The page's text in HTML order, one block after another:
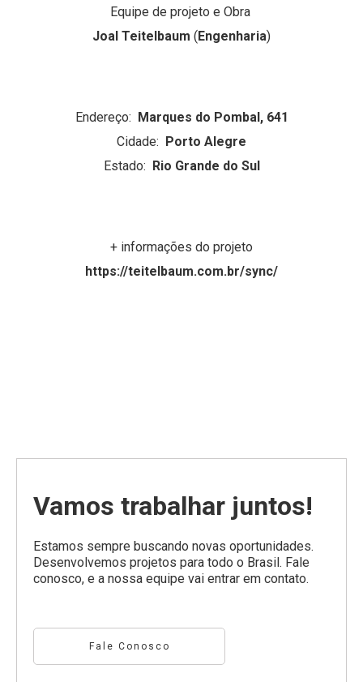
Equipe de projeto e Obra
Joal Teitelbaum (Engenharia)
Endereço: Marques do Pombal, 641
Cidade: Porto Alegre
Estado: Rio Grande do Sul
+ informações do projeto
https://teitelbaum.com.br/sync/
Vamos trabalhar juntos!
Estamos sempre buscando novas oportunidades.
Desenvolvemos projetos para todo o Brasil. Fale
conosco, e a nossa equipe vai entrar em contato.
Fale Conosco